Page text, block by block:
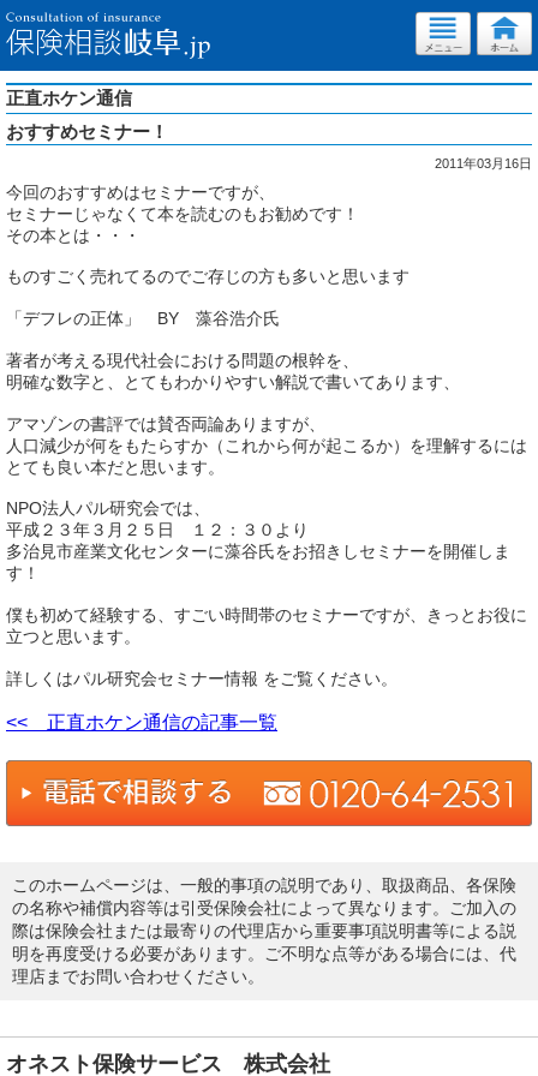
正直ホケン通信
おすすめセミナー！
2011年03月16日
今回のおすすめはセミナーですが、
セミナーじゃなくて本を読むのもお勧めです！
その本とは・・・
ものすごく売れてるのでご存じの方も多いと思います
「デフレの正体」 BY 藻谷浩介氏
著者が考える現代社会における問題の根幹を、
明確な数字と、とてもわかりやすい解説で書いてあります、
アマゾンの書評では賛否両論ありますが、
人口減少が何をもたらすか（これから何が起こるか）を理解するには
とても良い本だと思います。
NPO法人パル研究会では、
平成２３年３月２５日 １２：３０より
多治見市産業文化センターに藻谷氏をお招きしセミナーを開催しま
す！
僕も初めて経験する、すごい時間帯のセミナーですが、きっとお役に
立つと思います。
詳しくはパル研究会セミナー情報 をご覧ください。
<< 正直ホケン通信の記事一覧
このホームページは、一般的事項の説明であり、取扱商品、各保険
の名称や補償内容等は引受保険会社によって異なります。ご加入の
際は保険会社または最寄りの代理店から重要事項説明書等による説
明を再度受ける必要があります。ご不明な点等がある場合には、代
理店までお問い合わせください。
オネスト保険サービス 株式会社